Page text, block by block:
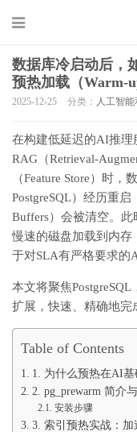
数据库冷启动后，
预热加载（Warm-
2025-12-25 分类： 人工智
在构建低延迟的AI推理
RAG（Retrieval-
（Feature Store）时
PostgreSQL）经历重
Buffers）会被清空。
慢速的磁盘加载到内存
于对SLA有严格要求的
本文将聚焦
扩展，快速、精确地完
Table of Contents
1. 为什么预热在AI
2. pg_prewarm 简介
安装步骤
3. 索引预热实战：加